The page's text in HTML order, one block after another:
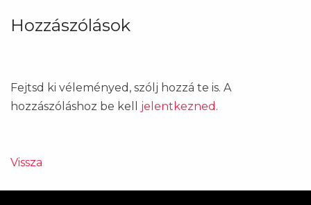
Hozzászólások
Fejtsd ki véleményed, szólj hozzá te is. A
hozzászóláshoz be kell jelentkezned .
Vissza